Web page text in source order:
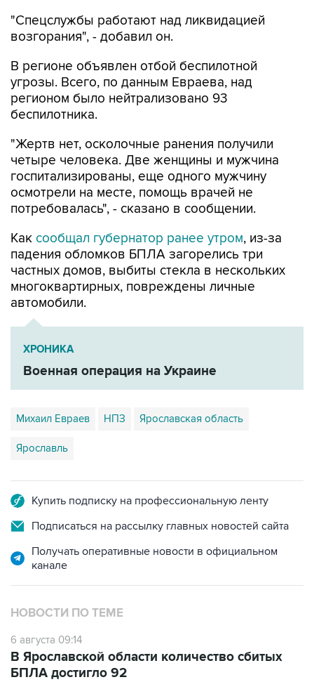
"Спецслужбы работают над ликвидацией
возгорания", - добавил он.
В регионе объявлен отбой беспилотной
угрозы. Всего, по данным Евраева, над
регионом было нейтрализовано 93
беспилотника.
"Жертв нет, осколочные ранения получили
четыре человека. Две женщины и мужчина
госпитализированы, еще одного мужчину
осмотрели на месте, помощь врачей не
потребовалась", - сказано в сообщении.
Как сообщал губернатор ранее утром, из-за
падения обломков БПЛА загорелись три
частных домов, выбиты стекла в нескольких
многоквартирных, повреждены личные
автомобили.
ХРОНИКА
Военная операция на Украине
Михаил Евраев НПЗ Ярославская область
Ярославль
Купить подписку на профессиональную ленту
Подписаться на рассылку главных новостей сайта
Получать оперативные новости в официальном
канале
НОВОСТИ ПО ТЕМЕ
6 августа 09:14
В Ярославской области количество сбитых
БПЛА достигло 92